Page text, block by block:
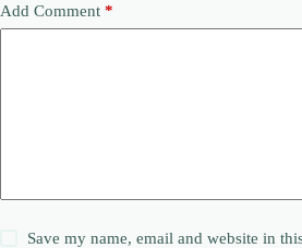
Add Comment *
Save my name, email and website in